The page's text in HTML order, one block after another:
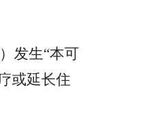
发生“本可
或延长住